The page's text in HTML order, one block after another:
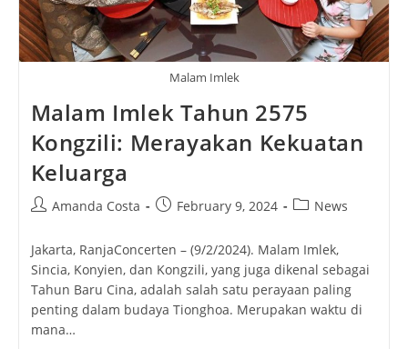
Malam Imlek
Malam Imlek Tahun 2575
Kongzili: Merayakan Kekuatan
Keluarga
PostAmanda Costa
PostFebruary 9, 2024
PostNews
Jakarta, RanjaConcerten – (9/2/2024). Malam Imlek,
Sincia, Konyien, dan Kongzili, yang juga dikenal sebagai
Tahun Baru Cina, adalah salah satu perayaan paling
penting dalam budaya Tionghoa. Merupakan waktu di
mana…